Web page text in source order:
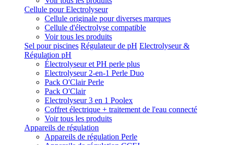
Cellule pour Electrolyseur
Cellule originale pour diverses marques
Cellule d'électrolyse compatible
Voir tous les produits
Sel pour piscines Régulateur de pH Electrolyseur &
Régulation pH
Électrolyseur et PH perle plus
Electrolyseur 2-en-1 Perle Duo
Pack O'Clair Perle
Pack O'Clair
Electrolyseur 3 en 1 Poolex
Coffret électrique + traitement de l'eau connecté
Voir tous les produits
Appareils de régulation
Appareils de régulation Perle